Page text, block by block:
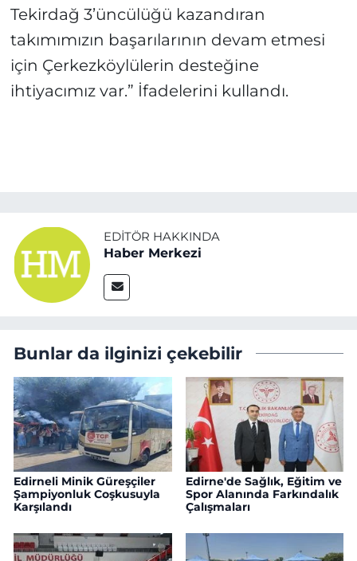
Tekirdağ 3’üncülüğü kazandıran
takımımızın başarılarının devam etmesi
için Çerkezköylülerin desteğine
ihtiyacımız var.” İfadelerini kullandı.
EDITÖR HAKKINDA
Haber Merkezi
Bunlar da ilginizi çekebilir
Edirneli Minik Güreşçiler
Şampiyonluk Coşkusuyla
Karşılandı
Edirne'de Sağlık, Eğitim ve
Spor Alanında Farkındalık
Çalışmaları